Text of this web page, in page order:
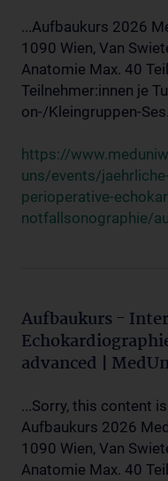
...Aufbaukurs 2026
1090 Wien, Van
Anatomie Max. 40
Teilnehmer:innen je
on-/Kleingruppen-
https://
uns/events/
perioperative-
notfallsonographie/
Aufbaukurs -
advanced |
...Sorry, this content
Aufbaukurs 2026
1090 Wien, Van
Anatomie Max. 40